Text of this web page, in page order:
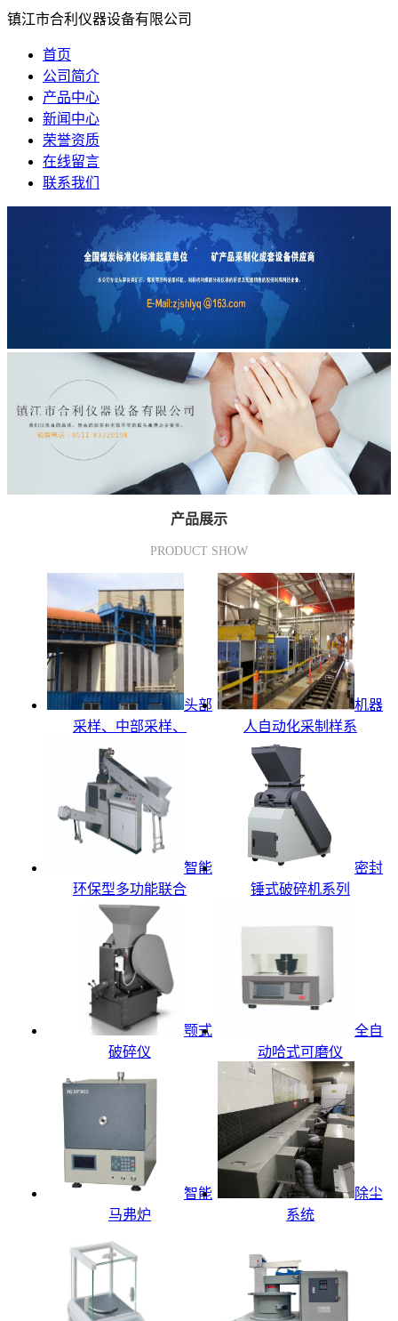
镇江市合利仪器设备有限公司
首页
公司简介
产品中心
新闻中心
荣誉资质
在线留言
联系我们
产品展示
PRODUCT SHOW
头部
采样、中部采样、
机器
人自动化采制样系
智能
环保型多功能联合
密封
锤式破碎机系列
颚式
破碎仪
全自
动哈式可磨仪
智能
马弗炉
除尘
系统